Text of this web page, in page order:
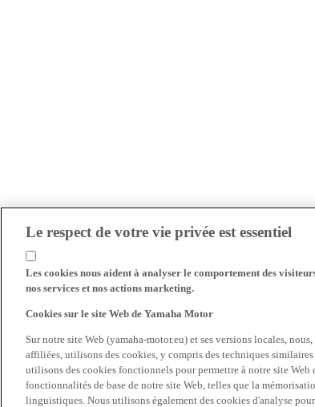
Le respect de votre vie privée est essentiel
Les cookies nous aident à analyser le comportement des
nos services et nos actions marketing.
Cookies sur le site Web de Yamaha Motor
Sur notre site Web (yamaha-motor.eu) et ses versions locales,
affiliées, utilisons des cookies, y compris des techniques
utilisons des cookies fonctionnels pour permettre à notre site
fonctionnalités de base de notre site Web, telles que la
linguistiques. Nous utilisons également des cookies d'analyse